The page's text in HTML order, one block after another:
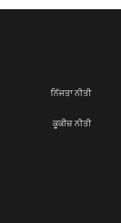
ਨਿੱਜਤਾ ਨੀਤੀ
ਕੂਕੀਜ਼ ਨੀਤੀ